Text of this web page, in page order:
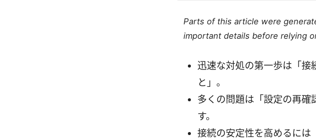
Parts of this article were
important details before relying
迅速な対処の第一歩は「接
と」。
多くの問題は「設定の再確
す。
接続の安定性を高めるには